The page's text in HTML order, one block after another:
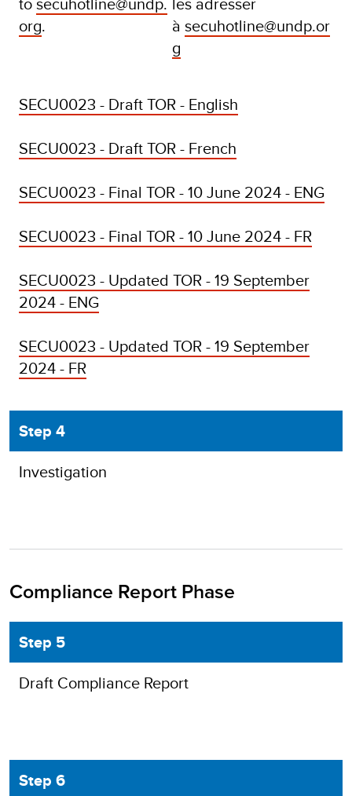
org.
à secuhotline@undp.or
g
SECU0023 - Draft TOR - English
SECU0023 - Draft TOR - French
SECU0023 - Final TOR - 10 June 2024 - ENG
SECU0023 - Final TOR - 10 June 2024 - FR
SECU0023 - Updated TOR - 19 September
2024 - ENG
SECU0023 - Updated TOR - 19 September
2024 - FR
Step 4
Investigation
Compliance Report Phase
Step 5
Draft Compliance Report
Step 6